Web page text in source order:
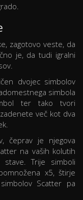
zagotovo veste, da
je, da tudi igralni
dvojec simbolov
simbola
ter tako tvori
več kot dva
čeprav je njegova
na vaših kolutih
stave. Trije simboli
x5, štirje
Scatter pa